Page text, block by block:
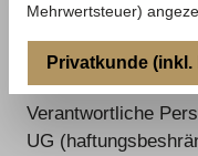
Hersteller: SAWOA
Irlbergstr. 4 - 83278
www.sawoa.com
Verantwortliche
UG
Mehrwertsteuer)
Privatkunde (inkl.